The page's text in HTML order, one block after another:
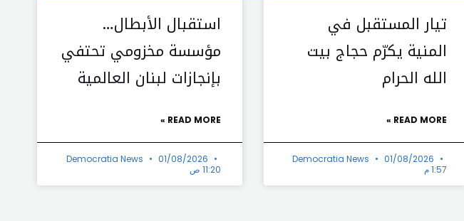
تيار المستقبل في
المنية يكرّم حجاج بيت
الله الحرام
READ MORE »
Democratia News
01/08/2026
1:57 م
استقبال الأبطال…
مؤسسة مخزومي تحتفي
بإنجازات لبنان العالمية
READ MORE »
Democratia News
01/08/2026
11:20 ص